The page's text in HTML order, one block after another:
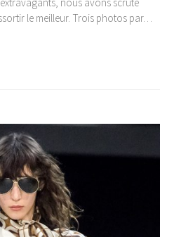
le meilleur. Trois photos par…